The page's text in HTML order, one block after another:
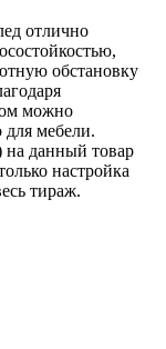
отлично
обстановку
можно
для мебели.
на данный товар
настройка
тираж.